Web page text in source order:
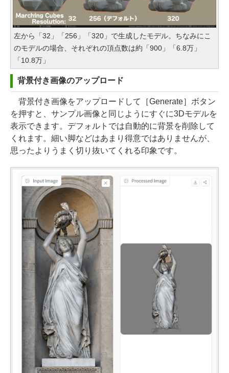
左から「32」「256」「320」で生成したモデル。ちなみにこ
のモデルの場合、それぞれの頂点数は約「900」「6.8万」
「10.8万」
背景付き画像のアップロード
背景付き画像をアップロードして［Generate］ボタン
を押すと、サンプル画像と同じようにすぐに3Dモデルを
表示できます。デフォルトでは自動的に背景を削除して
くれます。細い脚などはあまり得意ではありませんが、
思ったよりうまく切り抜いてくれる印象です。